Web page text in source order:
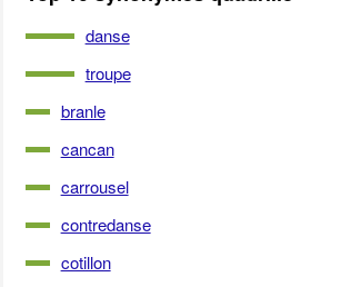
danse
troupe
branle
cancan
carrousel
contredanse
cotillon